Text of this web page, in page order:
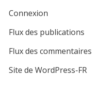
Connexion
Flux des publications
Flux des commentaires
Site de WordPress-FR